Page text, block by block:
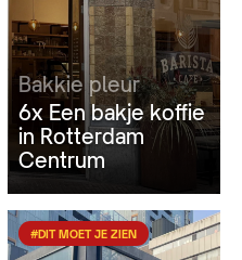
Bakkie pleur
6x Een bakje koffie
in Rotterdam
Centrum
#DIT MOET JE ZIEN